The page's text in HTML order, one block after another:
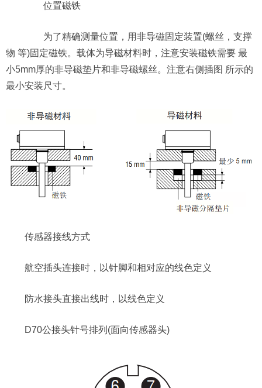
位置磁铁
为了精确测量位置，用非导磁固定装置(螺丝，支撑
物 等)固定磁铁。载体为导磁材料时，注意安装磁铁需要 最
小5mm厚的非导磁垫片和非导磁螺丝。注意右侧插图 所示的
最小安装尺寸。
传感器接线方式
航空插头连接时，以针脚和相对应的线色定义
防水接头直接出线时，以线色定义
D70公接头针号排列(面向传感器头)